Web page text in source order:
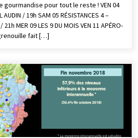
pour tout le reste ! VEN 04
AUDIN / 19h SAM 05 RÉSISTANCES 4 –
21h MER 09 LES 9 DU MOIS VEN 11 APÉRO-
fait […]